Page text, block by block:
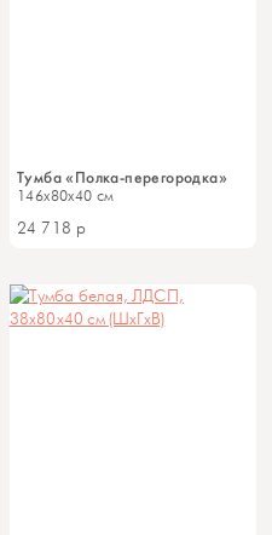
Тумба «Полка-перегородка»
146x80x40 см
24 718 р